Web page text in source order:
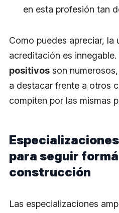
en esta profesión tan
Como puedes apreciar, la
acreditación es innegable.
positivos son
a destacar frente a otros
compiten por las mismas
para seguir
construcción
Las especializaciones